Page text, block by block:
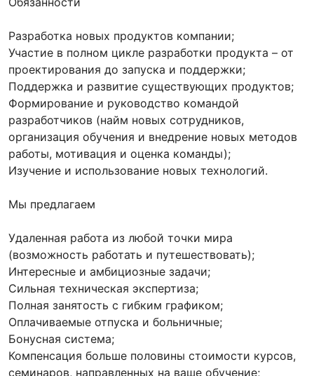
Разработка новых продуктов компании;
Участие в полном цикле разработки продукта – от
проектирования до запуска и поддержки;
Поддержка и развитие существующих продуктов;
Формирование и руководство командой
разработчиков (найм новых сотрудников,
организация обучения и внедрение новых методов
работы, мотивация и оценка команды);
Изучение и использование новых технологий.
Мы предлагаем
Удаленная работа из любой точки мира
(возможность работать и путешествовать);
Интересные и амбициозные задачи;
Сильная техническая экспертиза;
Полная занятость с гибким графиком;
Оплачиваемые отпуска и больничные;
Бонусная система;
Компенсация больше половины стоимости курсов,
семинаров, направленных на ваше обучение;